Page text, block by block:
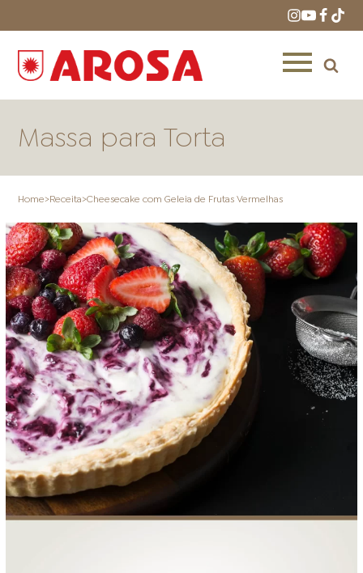
ONDE COMPRAR LOJAS AROSA
DISTRIBUIDORES E
REPRESENTANTES
FOOD SERVICE EMPRESA
Massa para Torta
Home>Receita>Cheesecake com Geleia de Frutas Vermelhas